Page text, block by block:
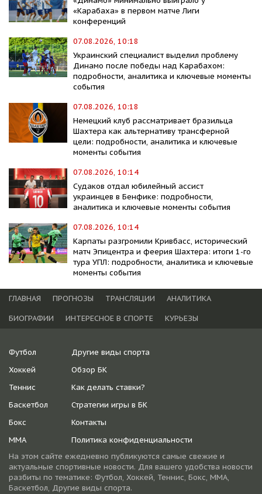
«Карабаха» в первом матче Лиги
конференций
07.08.2026, 10:18
Украинский специалист выделил проблему
Динамо после победы над Карабахом:
подробности, аналитика и ключевые моменты
события
07.08.2026, 10:18
Немецкий клуб рассматривает бразильца
Шахтера как альтернативу трансферной
цели: подробности, аналитика и ключевые
моменты события
07.08.2026, 10:14
Судаков отдал юбилейный ассист
украинцев в Бенфике: подробности,
аналитика и ключевые моменты события
07.08.2026, 10:14
Карпаты разгромили Кривбасс, исторический
матч Эпицентра и феерия Шахтера: итоги 1-го
тура УПЛ: подробности, аналитика и ключевые
моменты события
ГЛАВНАЯ ПРОГНОЗЫ ТРАНСЛЯЦИИ
АНАЛИТИКА
БИОГРАФИИ
ИНТЕРЕСНОЕ В СПОРТЕ КУРЬЕЗЫ
Футбол
Хоккей
Теннис
Баскетбол
Бокс
ММА
Другие виды спорта
Обзор БК
Как делать ставки?
Стратегии игры в БК
Контакты
Политика конфиденциальности
На этом сайте ежедневно публикуются самые свежие и
актуальные спортивные новости. Для вашего удобства новости
разбиты по тематике: Футбол, Хоккей, Теннис, Бокс, ММА,
Баскетбол, Другие виды спорта.